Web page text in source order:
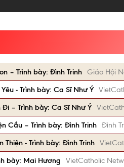
– Trình bày: Đình Trinh Giáo Hội
- Trình bày: Ca Sĩ Như Ý
– Trình bày: Ca Sĩ Như Ý
Cầu – Trình bày: Đình Trinh Đình
- Trình bày: Đình Trinh
bày: Mai Hương
VietCatholic